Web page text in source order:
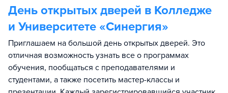
День открытых дверей в Колледже
и Университете «Синергия»
Приглашаем на большой день открытых дверей. Это
отличная возможность узнать все о программах
обучения, пообщаться с преподавателями и
студентами, а также посетить мастер-классы и